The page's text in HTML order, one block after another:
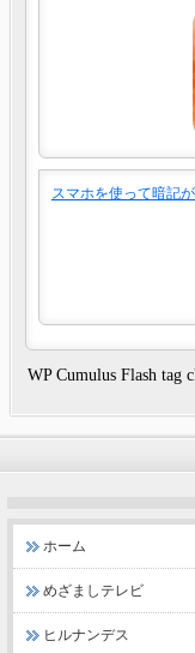
スマホを使って暗記
WP Cumulus Flash tag
ホーム
めざましテレビ
ヒルナンデス